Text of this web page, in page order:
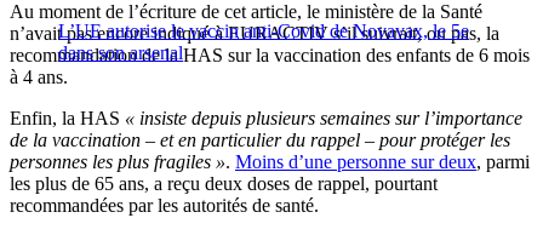
L’UE autorise le vaccin anti-Covid de Novavax, le 5e
dans son arsenal
Au moment de l’écriture de cet article, le ministère de la Santé
n’avait pas encore indiqué à EURACTIV s’il suivrait, ou pas, la
recommandation de la HAS sur la vaccination des enfants de 6 mois
à 4 ans.
Enfin, la HAS « insiste depuis plusieurs semaines sur l’importance
de la vaccination – et en particulier du rappel – pour protéger les
personnes les plus fragiles ». Moins d’une personne sur deux, parmi
les plus de 65 ans, a reçu deux doses de rappel, pourtant
recommandées par les autorités de santé.